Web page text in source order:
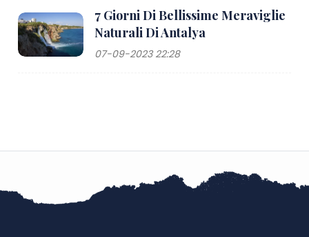
7 Giorni Di Bellissime Meraviglie
Naturali Di Antalya
07-09-2023 22:28